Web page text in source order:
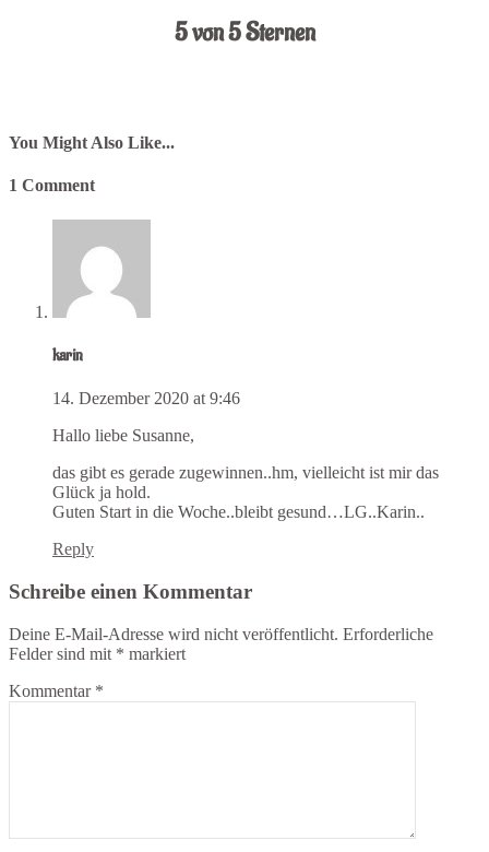
5 von 5 Sternen
You Might Also Like...
1 Comment
karin
14. Dezember 2020 at 9:46
Hallo liebe Susanne,
das gibt es gerade zugewinnen..hm, vielleicht ist mir das
Glück ja hold.
Guten Start in die Woche..bleibt gesund…LG..Karin..
Reply
Schreibe einen Kommentar
Deine E-Mail-Adresse wird nicht veröffentlicht. Erforderliche
Felder sind mit * markiert
Kommentar *